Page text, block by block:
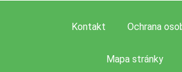
Kontakt Ochrana
Mapa stránky